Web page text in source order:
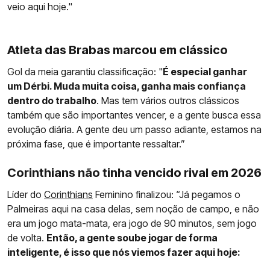
veio aqui hoje."
Atleta das Brabas marcou em clássico
Gol da meia garantiu classificação: "É especial ganhar
um Dérbi. Muda muita coisa, ganha mais confiança
dentro do trabalho. Mas tem vários outros clássicos
também que são importantes vencer, e a gente busca essa
evolução diária. A gente deu um passo adiante, estamos na
próxima fase, que é importante ressaltar.”
Corinthians não tinha vencido rival em 2026
Líder do Corinthians Feminino finalizou: “Já pegamos o
Palmeiras aqui na casa delas, sem noção de campo, e não
era um jogo mata-mata, era jogo de 90 minutos, sem jogo
de volta. Então, a gente soube jogar de forma
inteligente, é isso que nós viemos fazer aqui hoje: